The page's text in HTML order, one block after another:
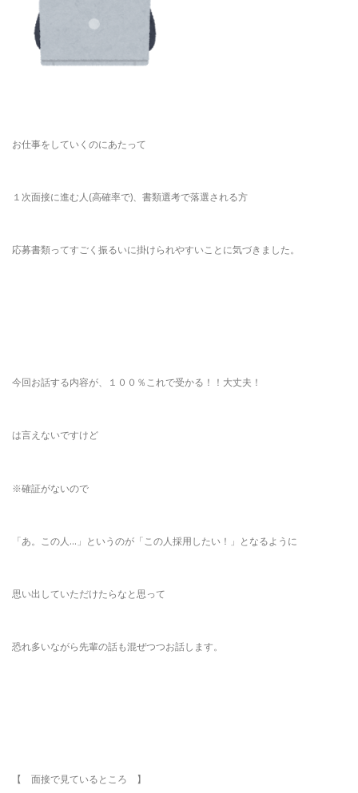
お仕事をしていくのにあたって
１次面接に進む人(高確率で)、書類選考で落選される方
応募書類ってすごく振るいに掛けられやすいことに気づきました。
今回お話する内容が、１００％これで受かる！！大丈夫！
は言えないですけど
※確証がないので
「あ。この人…」というのが「この人採用したい！」となるように
思い出していただけたらなと思って
恐れ多いながら先輩の話も混ぜつつお話します。
【 面接で見ているところ 】